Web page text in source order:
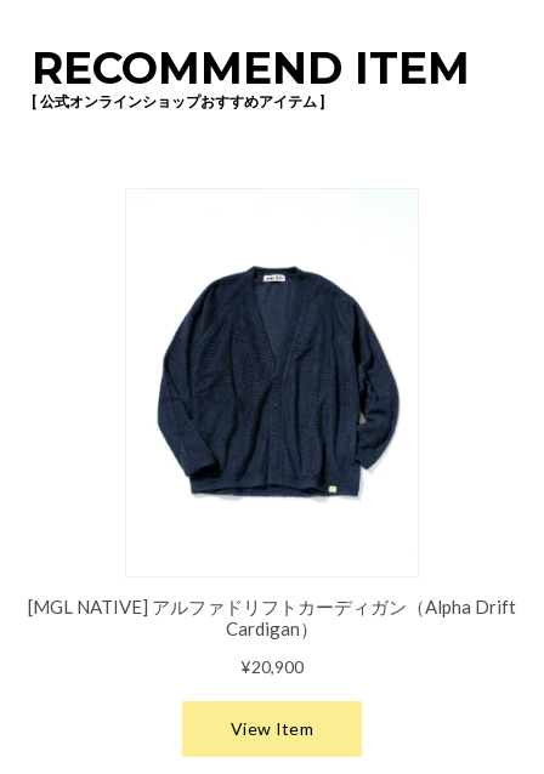
RECOMMEND ITEM
[ 公式オンラインショップおすすめアイテム ]